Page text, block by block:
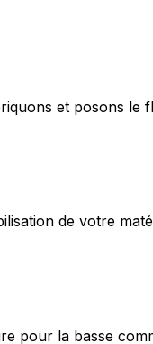
et posons le
de votre
pour la basse